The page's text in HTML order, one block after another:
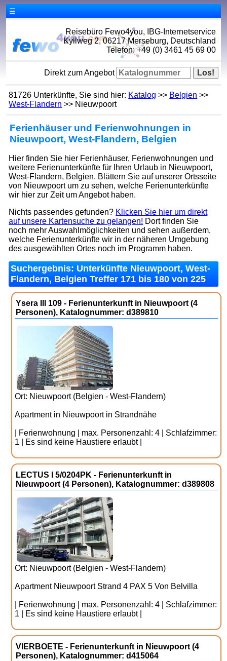
☰
Reisebüro Fewo4you, IBG-Internetservice
Kyllweg 2, 06217 Merseburg, Deutschland
Telefon: +49 (0) 3461 45 69 00
Direkt zum Angebot
81726 Unterkünfte, Sie sind hier: Katalog >> Belgien >>
West-Flandern >> Nieuwpoort
Ferienhäuser und Ferienwohnungen in
Nieuwpoort, West-Flandern, Belgien
Hier finden Sie hier Ferienhäuser, Ferienwohnungen und
weitere Ferienunterkünfte für Ihren Urlaub in Nieuwpoort,
West-Flandern, Belgien. Blättern Sie auf unserer Ortsseite
von Nieuwpoort um zu sehen, welche Ferienunterkünfte
wir hier zur Zeit um Angebot haben.
Nichts passendes gefunden? Klicken Sie hier um direkt
auf unsere Kartensuche zu gelangen! Dort finden Sie
noch mehr Auswahlmöglichkeiten und sehen außerdem,
welche Ferienunterkünfte wir in der näheren Umgebung
des ausgewählten Ortes noch im Programm haben.
Suchergebnis: Unterkünfte Nieuwpoort, West-
Flandern, Belgien Treffer 171 bis 180 von 225
Ysera III 109 - Ferienunterkunft in Nieuwpoort (4
Personen), Katalognummer: d389810
Ort: Nieuwpoort (Belgien - West-Flandern)
Apartment in Nieuwpoort in Strandnähe
| Ferienwohnung | max. Personenzahl: 4 | Schlafzimmer:
1 | Es sind keine Haustiere erlaubt |
LECTUS I 5/0204PK - Ferienunterkunft in
Nieuwpoort (4 Personen), Katalognummer: d389808
Ort: Nieuwpoort (Belgien - West-Flandern)
Apartment Nieuwpoort Strand 4 PAX 5 Von Belvilla
| Ferienwohnung | max. Personenzahl: 4 | Schlafzimmer:
1 | Es sind keine Haustiere erlaubt |
VIERBOETE - Ferienunterkunft in Nieuwpoort (4
Personen), Katalognummer: d415064